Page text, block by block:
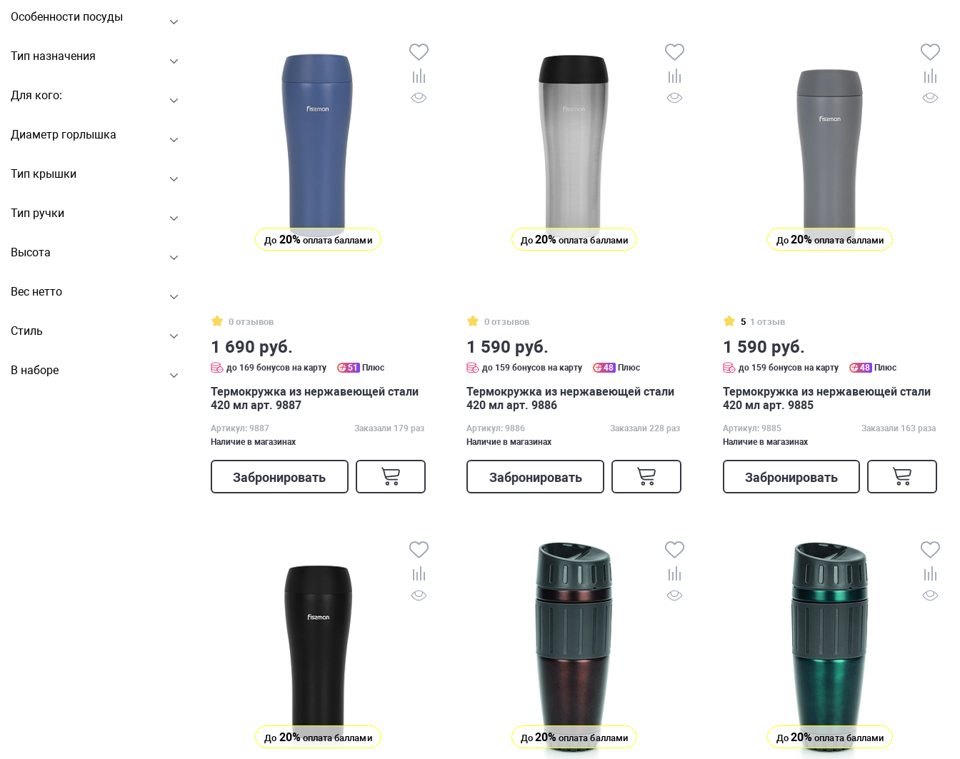
Особенности посуды
Тип назначения
Для кого:
Диаметр горлышка
Тип крышки
Тип ручки
Высота
Вес нетто
Стиль
В наборе
До 20%оплата баллами
0 отзывов
1 690 руб.
до 169 бонусов на карту 51 Плюс
Термокружка из нержавеющей стали
420 мл арт. 9887
Артикул: 9887
Заказали 179 раз
Наличие в магазинах
Забронировать
До 20%оплата баллами
0 отзывов
1 590 руб.
до 159 бонусов на карту 48 Плюс
Термокружка из нержавеющей стали
420 мл арт. 9886
Артикул: 9886
Заказали 228 раз
Наличие в магазинах
Забронировать
До20%оплата баллами
5 1 отзыв
1 590 руб.
до 159 бонусов на карту 48 Плюс
Термокружка из нержавеющей стали
420 мл арт. 9885
Артикул: 9885
Заказали 163 раза
Наличие в магазинах
Забронировать
До 20%оплата баллами До 20%оплата баллами До20%оплата баллами